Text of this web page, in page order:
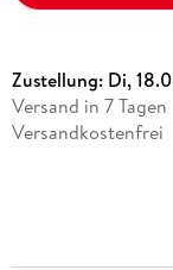
Zustellung: Di,
Versand in 7 Tagen
Versandkostenfrei